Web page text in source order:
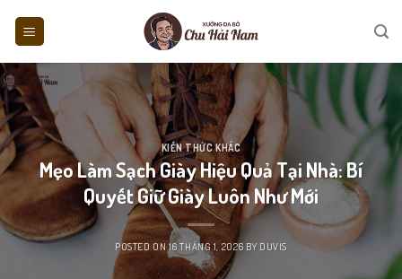
KIẾN THỨC KHÁC
Mẹo Làm Sạch Giày Hiệu Quả Tại Nhà: Bí
Quyết Giữ Giày Luôn Như Mới
POSTED ON16 THÁNG 1, 2026 BY DUVIS